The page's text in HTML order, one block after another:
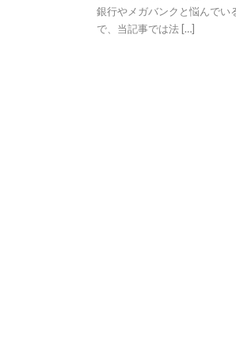
銀行やメガバンクと悩んでい
で、当記事では法 […]